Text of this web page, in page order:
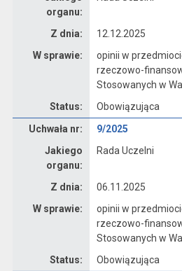
organu:
Z dnia:
12.12.2025
W sprawie:
opinii w
rzeczowo-
Stosowanych w
Status:
Obowiązująca
Uchwała nr:
9/2025
Jakiego
organu:
Rada Uczelni
Z dnia:
06.11.2025
W sprawie:
opinii w
rzeczowo-
Stosowanych w
Status:
Obowiązująca